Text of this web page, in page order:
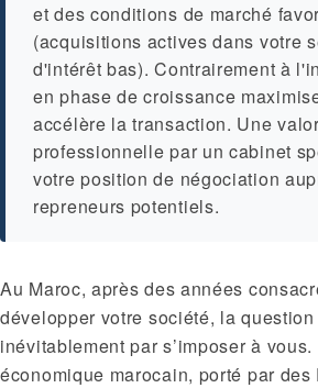
et des conditions de marché
(acquisitions actives dans votre
d'intérêt bas). Contrairement à
en phase de croissance
accélère la transaction. Une
professionnelle par un cabinet
votre position de négociation
repreneurs potentiels.
Au Maroc, après des années
développer votre société, la
inévitablement par s’imposer à
économique marocain, porté par des